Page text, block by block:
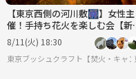
【東京西側の河川敷🎆】女性主
催！手持ち花火を楽しむ会【新
から30分】
8/11(火) 18:30
東京ブッシュクラフト【焚火・キャ